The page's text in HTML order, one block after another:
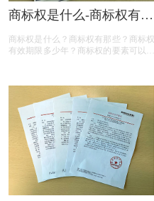
商标权是什么-商标权有哪
商标权是什么？商标权有那些？商标权
有效期限多少年？商标权的要素可以有
望对各位商标注册老板有帮助